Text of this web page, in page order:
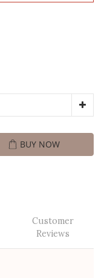
BUY NOW
Customer
Reviews